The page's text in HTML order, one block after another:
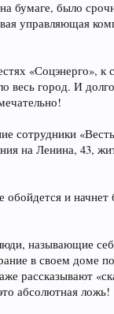
бумаге, было
управляющая
«Соцэнерго»,
весь город. И
сотрудники
на Ленина, 43,
и начнет
называющие
в своем
рассказывают
абсолютная ложь!